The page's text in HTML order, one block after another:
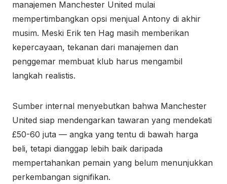
manajemen Manchester United mulai
mempertimbangkan opsi menjual Antony di akhir
musim. Meski Erik ten Hag masih memberikan
kepercayaan, tekanan dari manajemen dan
penggemar membuat klub harus mengambil
langkah realistis.
Sumber internal menyebutkan bahwa Manchester
United siap mendengarkan tawaran yang mendekati
£50-60 juta — angka yang tentu di bawah harga
beli, tetapi dianggap lebih baik daripada
mempertahankan pemain yang belum menunjukkan
perkembangan signifikan.